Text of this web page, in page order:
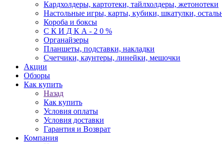
Кардхолдеры, картотеки, тайлхолдеры, жетонотеки
Настольные игры, карты, кубики, шкатулки,
Короба и боксы
С К И Д К А - 2 0 %
Органайзеры
Планшеты, подставки, накладки
Счетчики, каунтеры, линейки, мешочки
Акции
Обзоры
Как купить
Назад
Как купить
Условия оплаты
Условия доставки
Гарантия и Возврат
Компания